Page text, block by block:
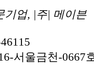
기업, |주| 메이븐
서울금천-0667